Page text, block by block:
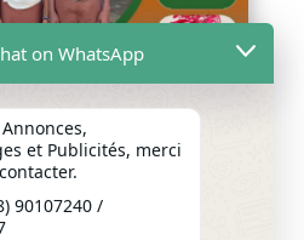
on WhatsApp
et Publicités, merci
90107240 /